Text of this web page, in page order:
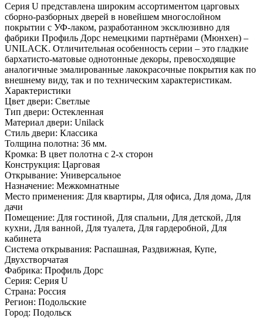
Серия U представлена широким ассортиментом царговых
сборно-разборных дверей в новейшем многослойном
покрытии с УФ-лаком, разработанном эксклюзивно для
фабрики Профиль Дорс немецкими партнёрами (Мюнхен) –
UNILACK. Отличительная особенность серии – это гладкие
бархатисто-матовые однотонные декоры, превосходящие
аналогичные эмалированные лакокрасочные покрытия как по
внешнему виду, так и по техническим характеристикам.
Характеристики
Цвет двери: Светлые
Тип двери: Остекленная
Материал двери: Unilack
Стиль двери: Классика
Толщина полотна: 36 мм.
Кромка: В цвет полотна с 2-х сторон
Конструкция: Царговая
Открывание: Универсальное
Назначение: Межкомнатные
Место применения: Для квартиры, Для офиса, Для дома, Для
дачи
Помещение: Для гостиной, Для спальни, Для детской, Для
кухни, Для ванной, Для туалета, Для гардеробной, Для
кабинета
Система открывания: Распашная, Раздвижная, Купе,
Двухстворчатая
Фабрика: Профиль Дорс
Серия: Серия U
Страна: Россия
Регион: Подольские
Город: Подольск